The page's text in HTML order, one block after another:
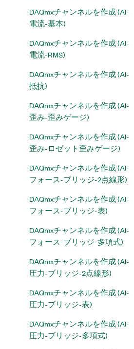
DAQmxチャンネルを作成 (AI-
電流-基本)
DAQmxチャンネルを作成 (AI-
電流-RMS)
DAQmxチャンネルを作成 (AI-
抵抗)
DAQmxチャンネルを作成 (AI-
歪み-歪みゲージ)
DAQmxチャンネルを作成 (AI-
歪み-ロゼット歪みゲージ)
DAQmxチャンネルを作成 (AI-
フォース-ブリッジ-2点線形)
DAQmxチャンネルを作成 (AI-
フォース-ブリッジ-表)
DAQmxチャンネルを作成 (AI-
フォース-ブリッジ-多項式)
DAQmxチャンネルを作成 (AI-
圧力-ブリッジ-2点線形)
DAQmxチャンネルを作成 (AI-
圧力-ブリッジ-表)
DAQmxチャンネルを作成 (AI-
圧力-ブリッジ-多項式)